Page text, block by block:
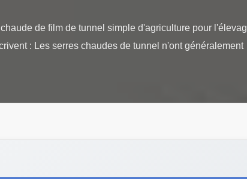
de film de tunnel simple d'agriculture pour
: Les serres chaudes de tunnel n'ont généralement